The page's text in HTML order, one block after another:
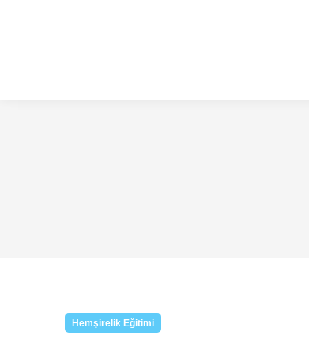
Hemşirelik Eğitimi